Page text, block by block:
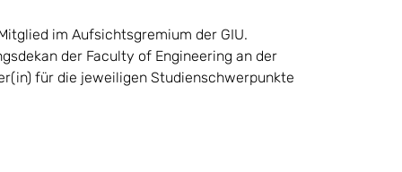
im Aufsichtsgremium der GIU.
der Faculty of Engineering an der
für die jeweiligen Studienschwerpunkte